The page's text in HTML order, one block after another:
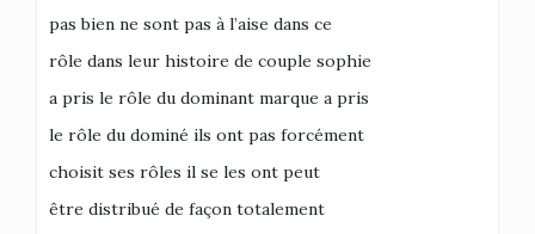
pas bien ne sont pas à l’aise dans ce
rôle dans leur histoire de couple sophie
a pris le rôle du dominant marque a pris
le rôle du dominé ils ont pas forcément
choisit ses rôles il se les ont peut
être distribué de façon totalement